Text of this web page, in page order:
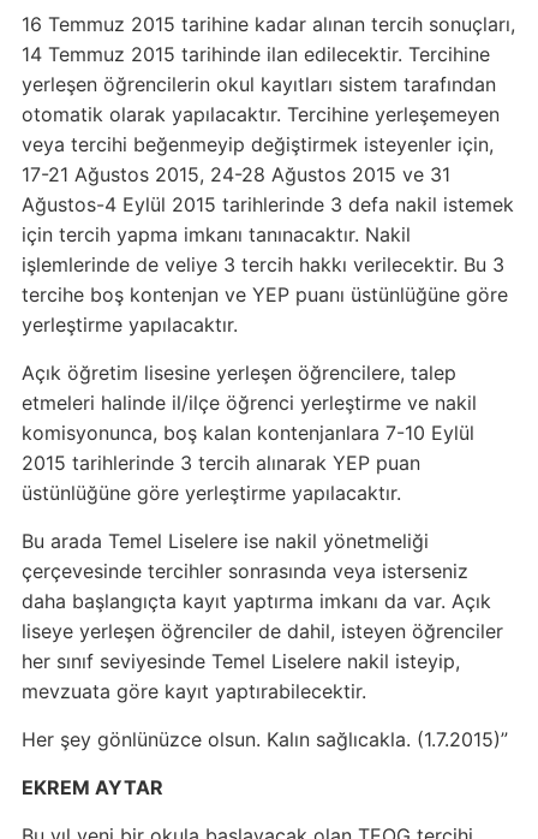
16 Temmuz 2015 tarihine kadar alınan tercih sonuçları,
14 Temmuz 2015 tarihinde ilan edilecektir. Tercihine
yerleşen öğrencilerin okul kayıtları sistem tarafından
otomatik olarak yapılacaktır. Tercihine yerleşemeyen
veya tercihi beğenmeyip değiştirmek isteyenler için,
17-21 Ağustos 2015, 24-28 Ağustos 2015 ve 31
Ağustos-4 Eylül 2015 tarihlerinde 3 defa nakil istemek
için tercih yapma imkanı tanınacaktır. Nakil
işlemlerinde de veliye 3 tercih hakkı verilecektir. Bu 3
tercihe boş kontenjan ve YEP puanı üstünlüğüne göre
yerleştirme yapılacaktır.
Açık öğretim lisesine yerleşen öğrencilere, talep
etmeleri halinde il/ilçe öğrenci yerleştirme ve nakil
komisyonunca, boş kalan kontenjanlara 7-10 Eylül
2015 tarihlerinde 3 tercih alınarak YEP puan
üstünlüğüne göre yerleştirme yapılacaktır.
Bu arada Temel Liselere ise nakil yönetmeliği
çerçevesinde tercihler sonrasında veya isterseniz
daha başlangıçta kayıt yaptırma imkanı da var. Açık
liseye yerleşen öğrenciler de dahil, isteyen öğrenciler
her sınıf seviyesinde Temel Liselere nakil isteyip,
mevzuata göre kayıt yaptırabilecektir.
Her şey gönlünüzce olsun. Kalın sağlıcakla. (1.7.2015)”
EKREM AYTAR